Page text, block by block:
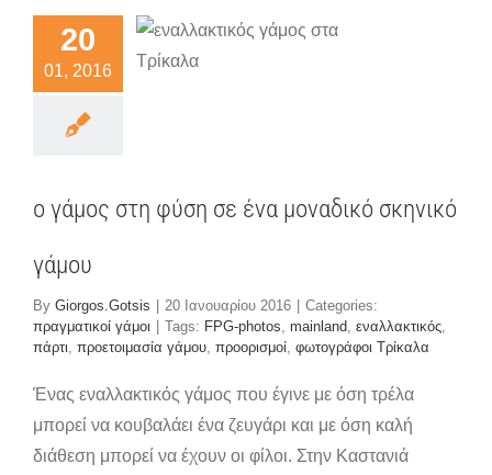
20
01, 2016
σε ένα
ο γάμος στη φύση σε ένα μοναδικό σκηνικό
γάμου
By Giorgos.Gotsis 20 Ιανουαρίου 2016
Categories:
πραγματικοί γάμοι
Tags: FPG-photos mainland εναλλακτικός,
πάρτι προετοιμασία γάμου, προορισμοί, φωτογράφοι Τρίκαλα
Ένας εναλλακτικός γάμος που έγινε με όση τρέλα
μπορεί να κουβαλάει ένα ζευγάρι και με όση καλή
διάθεση μπορεί να έχουν οι φίλοι. Στην Καστανιά